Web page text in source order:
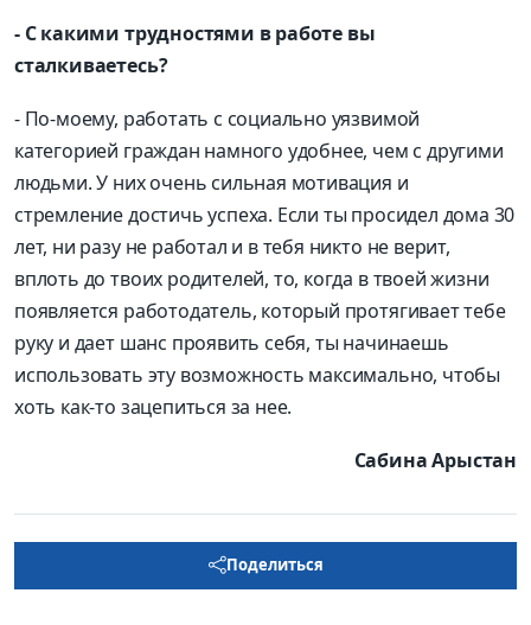
- С какими трудностями в работе вы
сталкиваетесь?
- По-моему, работать с социально уязвимой
категорией граждан намного удобнее, чем с другими
людьми. У них очень сильная мотивация и
стремление достичь успеха. Если ты просидел дома 30
лет, ни разу не работал и в тебя никто не верит,
вплоть до твоих родителей, то, когда в твоей жизни
появляется работодатель, который протягивает тебе
руку и дает шанс проявить себя, ты начинаешь
использовать эту возможность максимально, чтобы
хоть как-то зацепиться за нее.
Сабина Арыстан
Поделиться